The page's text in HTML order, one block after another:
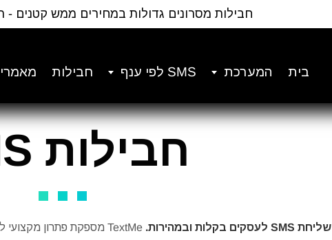
חבילות מסרונים גדולות במחירים ממש קטנים
בית המערכת SMS לפי ענף חבילות
חבילות SMS
שליחת SMS לעסקים בקלות ובמהירות.